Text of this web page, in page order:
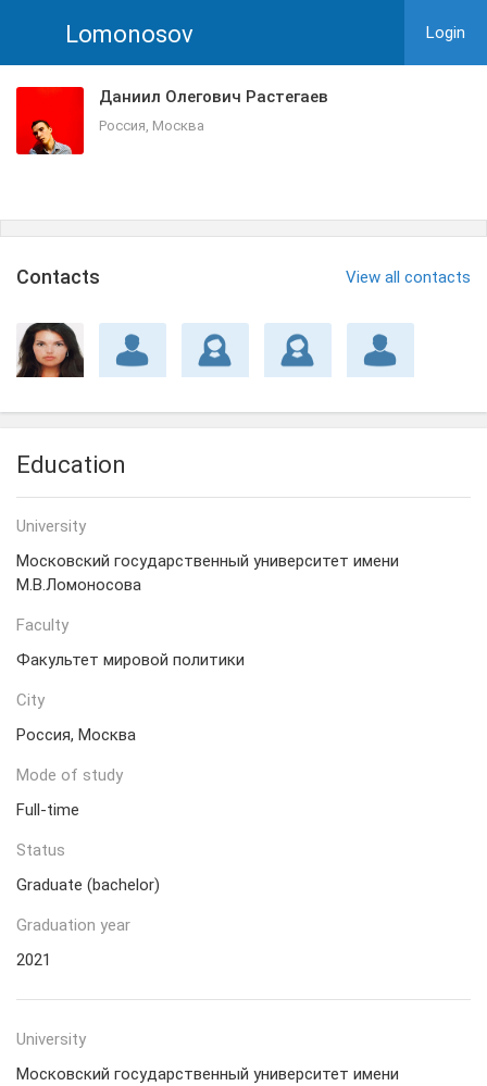
Lomonosov Login
Даниил Олегович Растегаев
Россия, Москва
Сontacts View all contacts
Education
University
Московский государственный университет имени
М.В.Ломоносова
Faculty
Факультет мировой политики
City
Россия, Москва
Mode of study
Full-time
Status
Graduate (bachelor)
Graduation year
2021
University
Московский государственный университет имени